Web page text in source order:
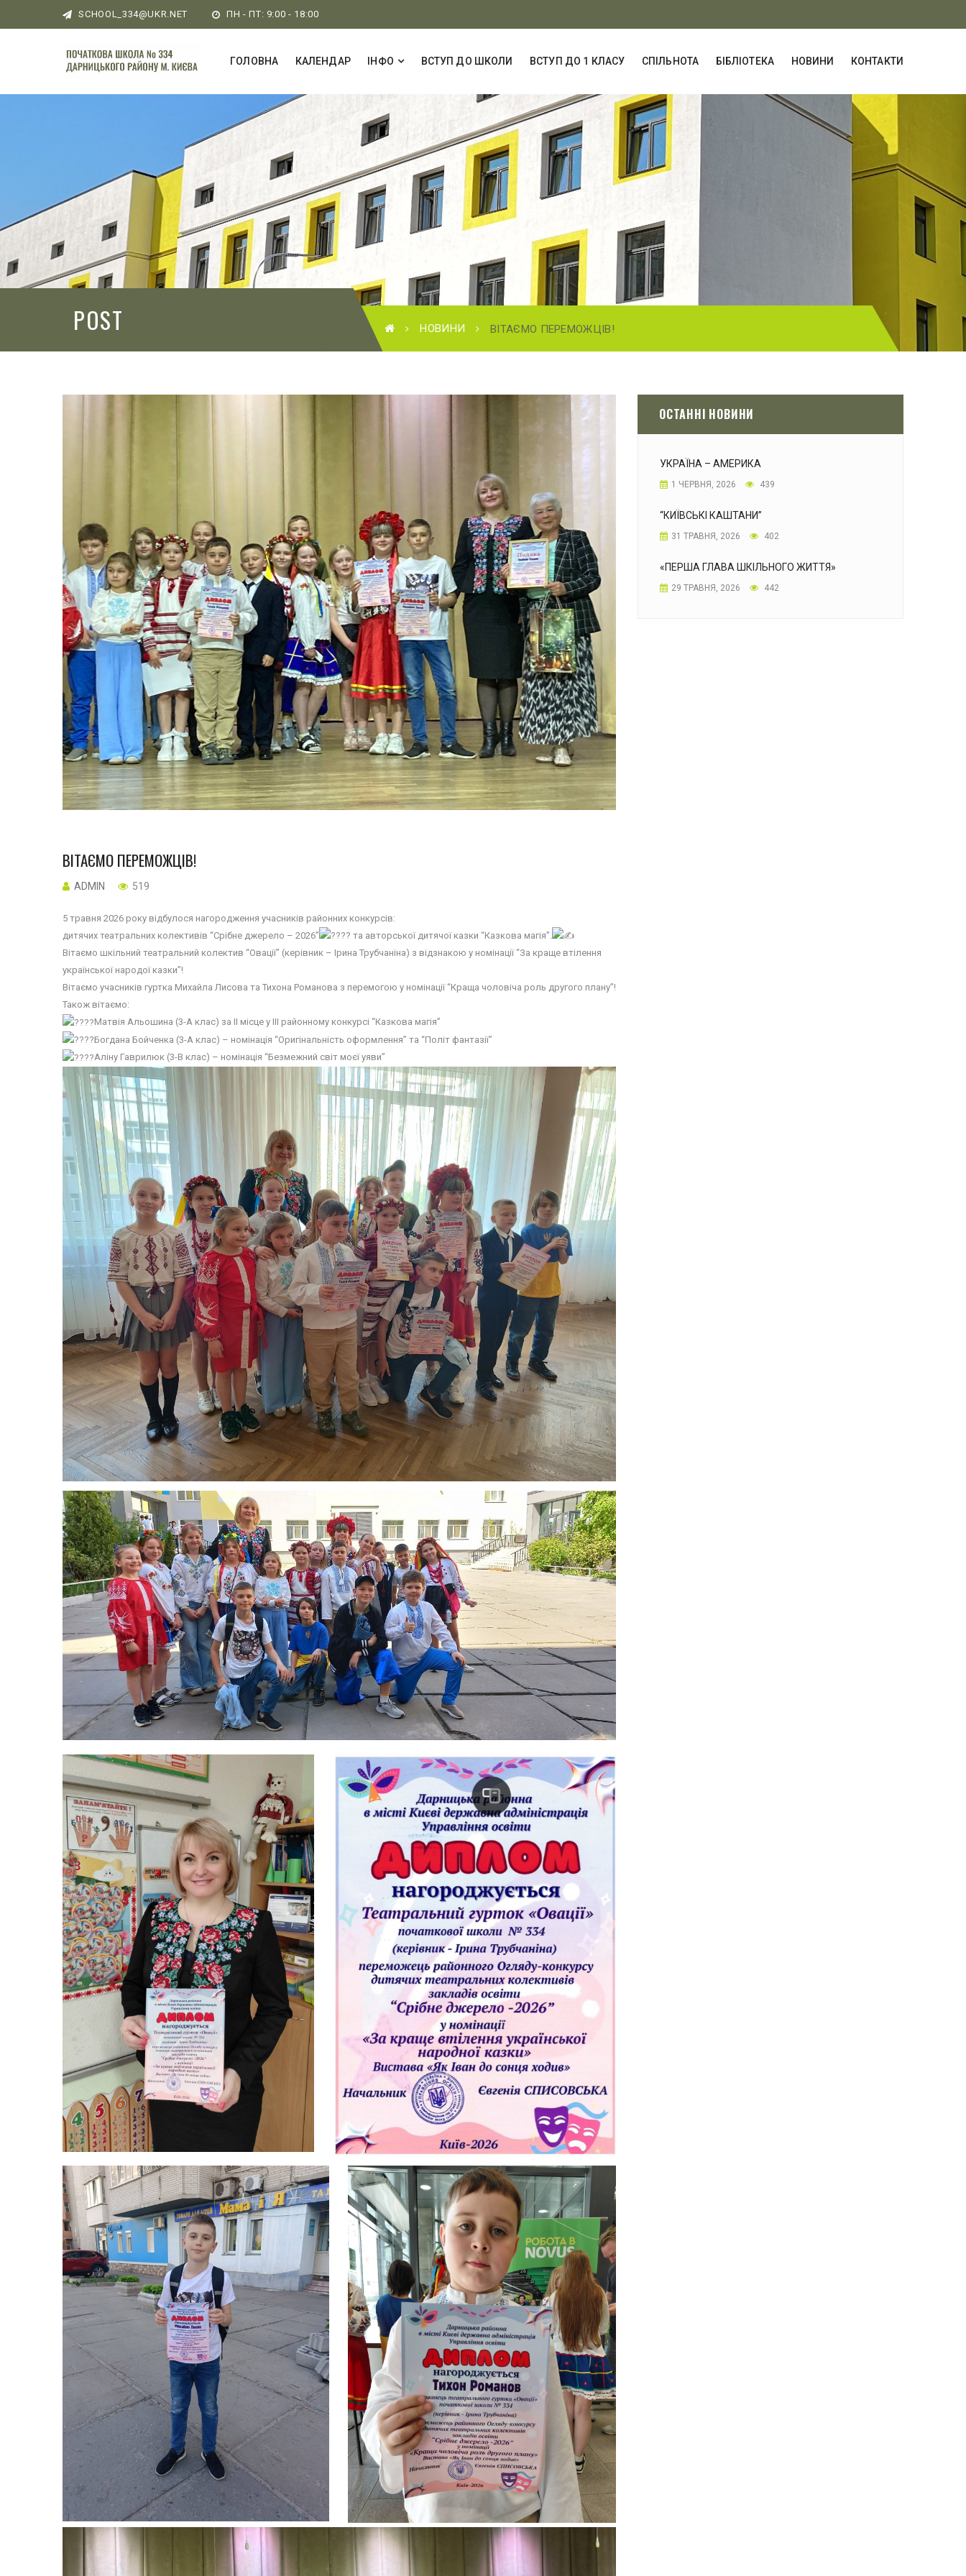
SCHOOL_334@UKR.NET ПН - ПТ: 9:00 - 18:00
ГОЛОВНА КАЛЕНДАР ІНФО ВСТУП ДО ШКОЛИ ВСТУП ДО 1 КЛАСУ СПІЛЬНОТА БІБЛІОТЕКА НОВИНИ КОНТАКТИ
POST НОВИНИ ВІТАЄМО ПЕРЕМОЖЦІВ!
ВІТАЄМО ПЕРЕМОЖЦІВ!
ADMIN 519
5 травня 2026 року відбулося нагородження учасників районних конкурсів:
дитячих театральних колективів “Срібне джерело – 2026”
та авторської дитячої казки “Казкова магія”.
Вітаємо шкільний театральний колектив “Овації” (керівник – Ірина Трубчаніна) з відзнакою у номінації “За краще втілення
української народої казки”!
Вітаємо учасників гуртка Михайла Лисова та Тихона Романова з перемогою у номінації “Краща чоловіча роль другого плану”!
Також вітаємо:
Матвія Альошина (3-А клас) за ІІ місце у ІІІ районному конкурсі “Казкова магія”
Богдана Бойченка (3-А клас) – номінація “Оригінальність оформлення” та “Політ фантазії”
Аліну Гаврилюк (3-В клас) – номінація “Безмежний світ моєї уяви”
ОСТАННІ НОВИНИ
УКРАЇНА – АМЕРИКА
1 ЧЕРВНЯ, 2026 439
“КИЇВСЬКІ КАШТАНИ”
31 ТРАВНЯ, 2026 402
«ПЕРША ГЛАВА ШКІЛЬНОГО ЖИТТЯ»
29 ТРАВНЯ, 2026 442